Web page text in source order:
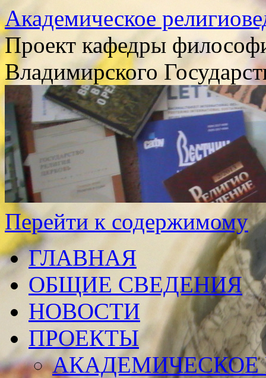
Академическое
Проект кафедры
Владимирского
Перейти к содержимому
ГЛАВНАЯ
ОБЩИЕ СВЕДЕНИЯ
НОВОСТИ
ПРОЕКТЫ
АКАДЕМИЧЕСКОЕ